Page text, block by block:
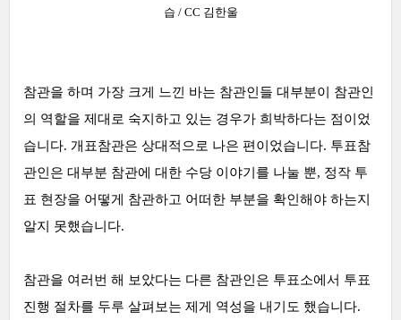
습 / CC 김한울
참관을 하며 가장 크게 느낀 바는 참관인들 대부분이 참관인
의 역할을 제대로 숙지하고 있는 경우가 희박하다는 점이었
습니다. 개표참관은 상대적으로 나은 편이었습니다. 투표참
관인은 대부분 참관에 대한 수당 이야기를 나눌 뿐, 정작 투
표 현장을 어떻게 참관하고 어떠한 부분을 확인해야 하는지
알지 못했습니다.
참관을 여러번 해 보았다는 다른 참관인은 투표소에서 투표
진행 절차를 두루 살펴보는 제게 역성을 내기도 했습니다.